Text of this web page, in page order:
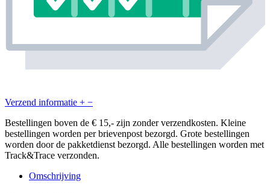
Verzend informatie + −
Bestellingen boven de € 15,- zijn zonder verzendkosten. Kleine
bestellingen worden per brievenpost bezorgd. Grote bestellingen
worden door de pakketdienst bezorgd. Alle bestellingen worden met
Track&Trace verzonden.
Omschrijving